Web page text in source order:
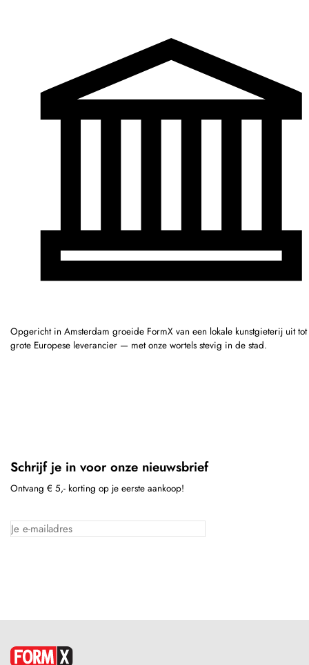
Opgericht in Amsterdam groeide FormX van een lokale kunstgieterij uit tot
grote Europese leverancier — met onze wortels stevig in de stad.
Schrijf je in voor onze nieuwsbrief
Ontvang € 5,- korting op je eerste aankoop!